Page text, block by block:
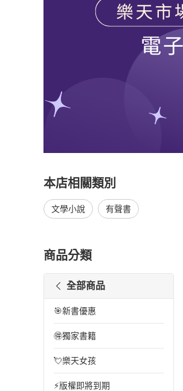
本店相關類別
文學小說 有聲書
商品分類
全部商品
🎯新書優惠
🉐獨家書籍
💘樂天女孩
⚡版權即將到期